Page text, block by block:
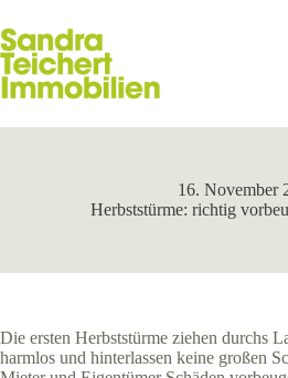
Inhalt
springen
16. November
Herbststürme: richtig
Die ersten Herbststürme ziehen durchs
harmlos und hinterlassen keine großen